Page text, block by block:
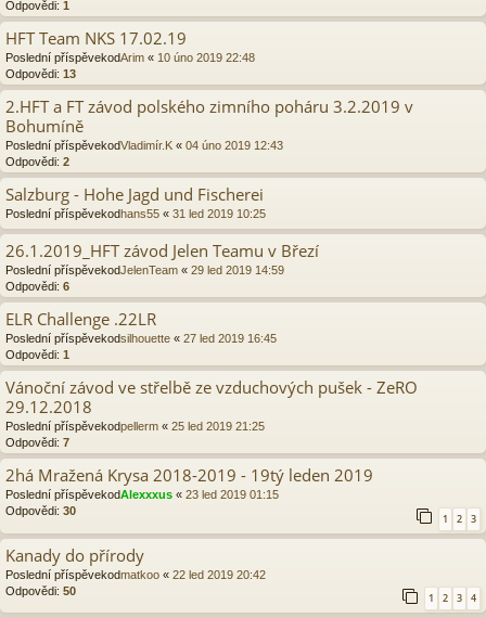
Odpovědi: 1
HFT Team NKS 17.02.19
Poslední příspěvekodArim « 10 úno 2019 22:48
Odpovědi: 13
2.HFT a FT závod polského zimního poháru 3.2.2019 v
Bohumíně
Poslední příspěvekodVladimír.K « 04 úno 2019 12:43
Odpovědi: 2
Salzburg - Hohe Jagd und Fischerei
Poslední příspěvekodhans55 « 31 led 2019 10:25
26.1.2019_HFT závod Jelen Teamu v Březí
Poslední příspěvekodJelenTeam « 29 led 2019 14:59
Odpovědi: 6
ELR Challenge .22LR
Poslední příspěvekodsilhouette « 27 led 2019 16:45
Odpovědi: 1
Vánoční závod ve střelbě ze vzduchových pušek - ZeRO
29.12.2018
Poslední příspěvekodpellerm « 25 led 2019 21:25
Odpovědi: 7
2há Mražená Krysa 2018-2019 - 19tý leden 2019
Poslední příspěvekodAlexxxus « 23 led 2019 01:15
Odpovědi: 30
1 2 3
Kanady do přírody
Poslední příspěvekodmatkoo « 22 led 2019 20:42
Odpovědi: 50
1 2 3 4